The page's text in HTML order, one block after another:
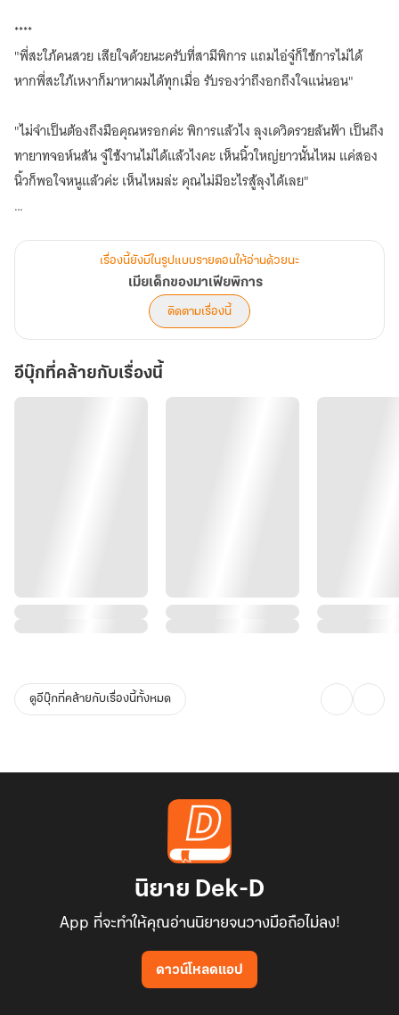
****
"พี่สะใภ้คนสวย เสียใจด้วยนะครับที่สามีพิการ แถมไอ่จู๋ก็ใช้การไม่ได้
หากพี่สะใภ้เหงาก็มาหาผมได้ทุกเมื่อ รับรองว่าถึงอกถึงใจแน่นอน"
"ไม่จำเป็นต้องถึงมือคุณหรอกค่ะ พิการแล้วไง ลุงเดวิดรวยล้นฟ้า เป็นถึง
ทายาทจอห์นสัน จู๋ใช้งานไม่ได้แล้วไงคะ เห็นนิ้วใหญ่ยาวนั้นไหม แค่สอง
นิ้วก็พอใจหนูแล้วค่ะ เห็นไหมล่ะ คุณไม่มีอะไรสู้ลุงได้เลย"
กลืนน้ำลายเหนียวๆลงคอ นี่เธอคิดถึงขั้นจะเอากับนิ้วของเขาแล้วเหรอ
เรื่องนี้ยังมีในรูปแบบรายตอนให้อ่านด้วยนะ
เมียเด็กของมาเฟียพิการ
ติดตามเรื่องนี้
อีบุ๊กที่คล้ายกับเรื่องนี้
ดูอีบุ๊กที่คล้ายกับเรื่องนี้ทั้งหมด
นิยาย Dek-D
App ที่จะทำให้คุณอ่านนิยายจนวางมือถือไม่ลง!
ดาวน์โหลดแอป